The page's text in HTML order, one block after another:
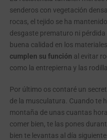
senderos con vegetación
rocas, el tejido se ha
desgaste prematuro ni
buena calidad en los
cumplen su función al evitar
como la entrepierna y las
Por último os contaré un
de la musculatura. Cuando te
montaña de unas cuantas
comer bien, te las pones
bien te levantas al día siguiente.